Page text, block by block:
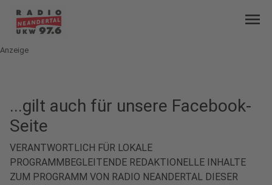
menu
Anzeige
...gilt auch für unsere Facebook-
Seite
VERANTWORTLICH FÜR LOKALE
PROGRAMMBEGLEITENDE REDAKTIONELLE INHALTE
ZUM PROGRAMM VON RADIO NEANDERTAL DIESER